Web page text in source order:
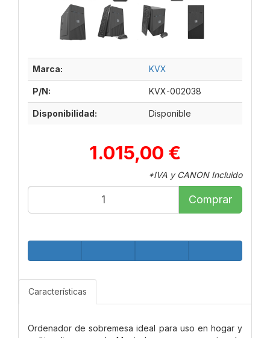
Marca: KVX
P/N: KVX-002038
Disponibilidad: Disponible
1.015,00 €
*IVA y CANON Incluido
Comprar
Características
Ordenador de sobremesa ideal para uso en hogar y